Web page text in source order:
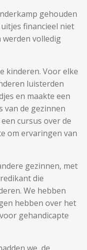
gehouden
financieel niet
volledig
kinderen. Voor elke
luisterden
en maakte een
van de gezinnen
cursus over de
om ervaringen van
gezinnen, met
die
We hebben
hebben over het
gehandicapte